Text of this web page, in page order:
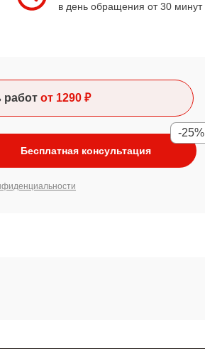
в день обращения от 30 минут
работ от 1290 ₽
Бесплатная консультация
-25%